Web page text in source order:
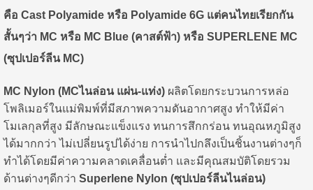
คือ Cast Polyamide หรือ Polyamide 6G แต่คนไทยเรียกกัน
สั้นๆว่า MC หรือ MC Blue(คาสต์ฟ้า) หรือ SUPERLENE MC
(ซุปเปอร์ลีน MC)
MC Nylon (MCไนล่อน แผ่น-แท่ง)ผลิตโดยกระบวนการหล่อ
โพลิเมอร์ในแม่พิมพ์ที่มีสภาพความดันอากาศสูง ทำให้มีค่า
โมเลกุลที่สูง มีลักษณะแข็งแรง ทนการสึกกร่อน ทนอุณหภูมิสูง
ได้มากกว่า ไม่เปลี่ยนรูปได้ง่าย การนำไปกลึงเป็นชิ้นงานต่างๆก็
ทำได้โดยมีค่าความคลาดเคลื่อนต่ำ และมีคุณสมบัติโดยรวม
ด้านต่างๆดีกว่า Superlene Nylon (ซุปเปอร์ลีนไนล่อน)